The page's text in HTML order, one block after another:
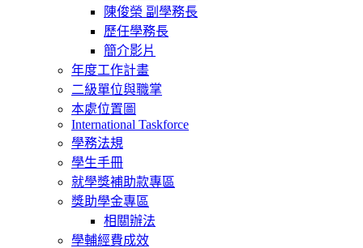
陳俊榮 副學務長
歷任學務長
簡介影片
年度工作計畫
二級單位與職掌
本處位置圖
International Taskforce
學務法規
學生手冊
就學獎補助款專區
獎助學金專區
相關辦法
學輔經費成效